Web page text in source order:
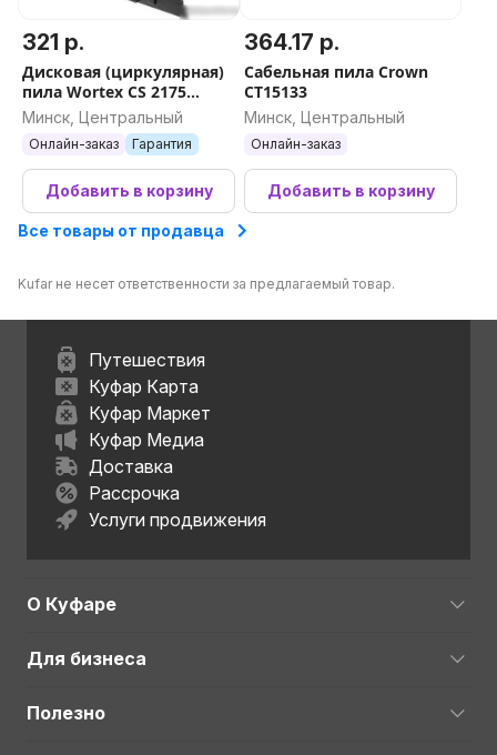
321 р.
Дисковая (циркулярная)
пила Wortex CS 2175
1318506
Минск, Центральный
Онлайн-заказ Гарантия
Добавить в корзину
364.17 р.
Сабельная пила Crown
CT15133
Минск, Центральный
Онлайн-заказ
Добавить в корзину
Все товары от продавца
Kufar не несет ответственности за предлагаемый товар.
Путешествия
Куфар Карта
Куфар Маркет
Куфар Медиа
Доставка
Рассрочка
Услуги продвижения
О Куфаре
Для бизнеса
Полезно